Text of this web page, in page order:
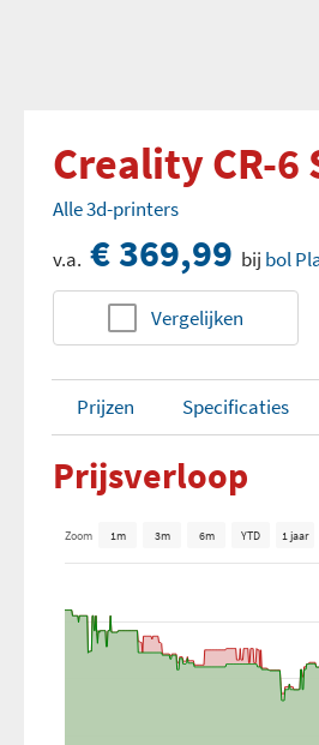
Creality CR-6
Alle 3d-printers
v.a. € 369,99 bij bol
Vergelijken
Prijzen Specificaties
Prijsverloop
Zoom 1m 3m 6m YTD 1 jaar